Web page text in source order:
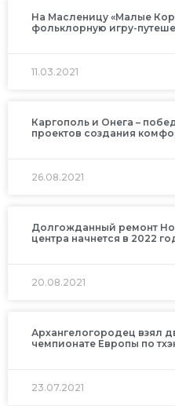
На Масленицу «Малые
фольклорную игру-
11.03.2021
Каргополь и Онега –
проектов создания
26.08.2021
Долгожданный ремонт
центра начнется в 2022
20.08.2021
Архангелогородец взял
чемпионате Европы по
23.07.2021